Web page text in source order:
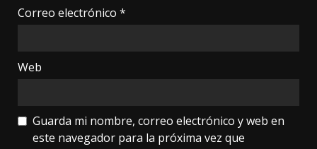
Correo electrónico *
Web
Guarda mi nombre, correo electrónico y web en
este navegador para la próxima vez que